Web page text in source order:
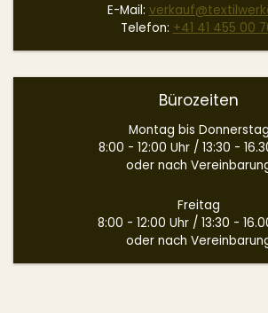
E-Mail:
Telefon: +41 41 455 00
Bürozeiten
Montag bis Donnerstag
8:00 - 12:00 Uhr / 13:30 -
oder nach
Freitag
8:00 - 12:00 Uhr / 13:30 -
oder nach